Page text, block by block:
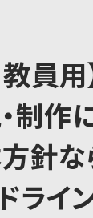
教員
制作
針
ライ